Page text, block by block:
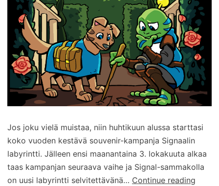
Jos joku vielä muistaa, niin huhtikuun alussa starttasi
koko vuoden kestävä souvenir-kampanja Signaalin
labyrintti. Jälleen ensi maanantaina 3. lokakuuta alkaa
taas kampanjan seuraava vaihe ja Signal-sammakolla
on uusi labyrintti selvitettävänä… Continue reading